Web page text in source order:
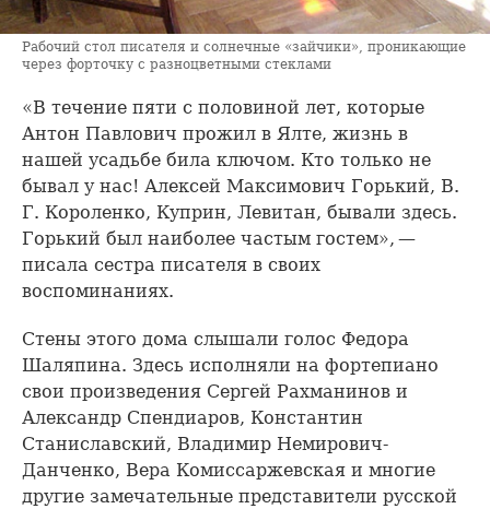
Рабочий стол писателя и солнечные «зайчики», проникающие
через форточку с разноцветными стеклами
«В течение пяти с половиной лет, которые
Антон Павлович прожил в Ялте, жизнь в
нашей усадьбе била ключом. Кто только не
бывал у нас! Алексей Максимович Горький, В.
Г. Короленко, Куприн, Левитан, бывали здесь.
Горький был наиболее частым гостем», —
писала сестра писателя в своих
воспоминаниях.
Стены этого дома слышали голос Федора
Шаляпина. Здесь исполняли на фортепиано
свои произведения Сергей Рахманинов и
Александр Спендиаров, Константин
Станиславский, Владимир Немирович-
Данченко, Вера Комиссаржевская и многие
другие замечательные представители русской